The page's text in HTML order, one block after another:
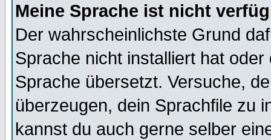
Meine Sprache ist nicht
Der wahrscheinlichste Grund
Sprache nicht installiert hat
Sprache übersetzt. Versuche,
überzeugen, dein Sprachfile zu
kannst du auch gerne selber